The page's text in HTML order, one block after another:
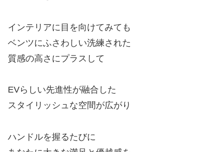
インテリアに目を向けてみても
ベンツにふさわしい洗練された
質感の高さにプラスして
EVらしい先進性が融合した
スタイリッシュな空間が広がり
ハンドルを握るたびに